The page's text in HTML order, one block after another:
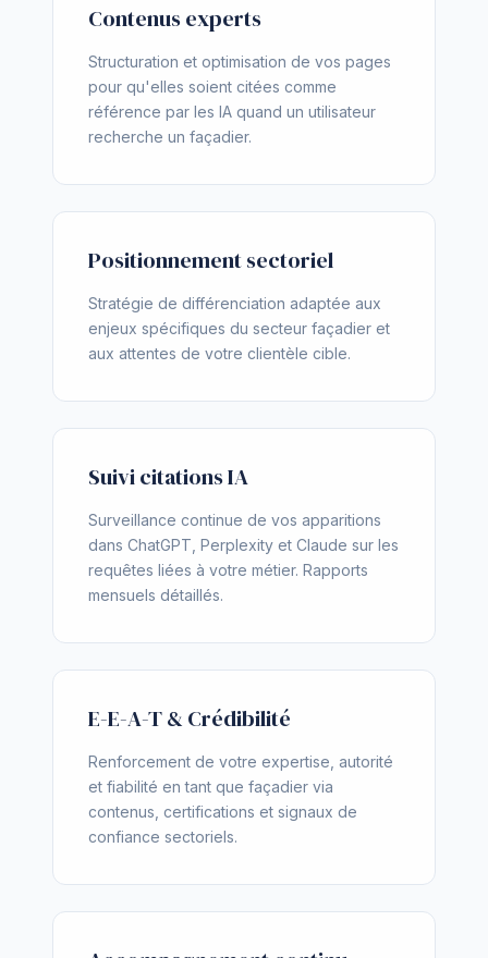
Contenus experts
Structuration et optimisation de vos pages
pour qu'elles soient citées comme
référence par les IA quand un utilisateur
recherche un façadier.
Positionnement sectoriel
Stratégie de différenciation adaptée aux
enjeux spécifiques du secteur façadier et
aux attentes de votre clientèle cible.
Suivi citations IA
Surveillance continue de vos apparitions
dans ChatGPT, Perplexity et Claude sur les
requêtes liées à votre métier. Rapports
mensuels détaillés.
E-E-A-T & Crédibilité
Renforcement de votre expertise, autorité
et fiabilité en tant que façadier via
contenus, certifications et signaux de
confiance sectoriels.